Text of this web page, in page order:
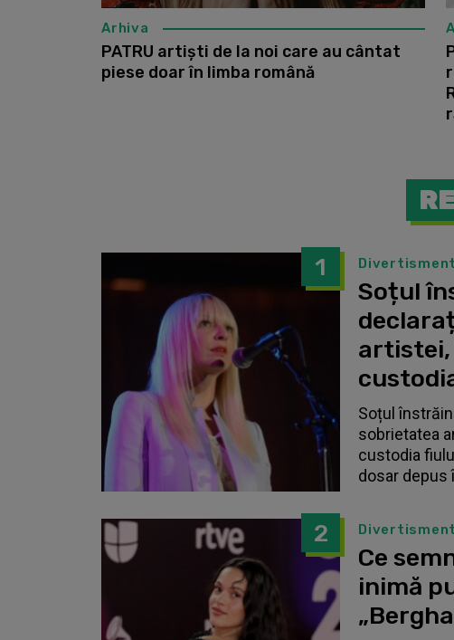
Arhiva
PATRU artiști de la noi care au cântat
piese doar în limba română
1 Divertisment
Soțul
artistei,
Soțul
sobrietatea
custodia
dosar depus
2 Divertisment
Ce
inimă